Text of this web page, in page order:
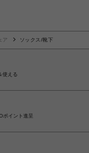
ア ソックス/靴下
使える
ポイント進呈